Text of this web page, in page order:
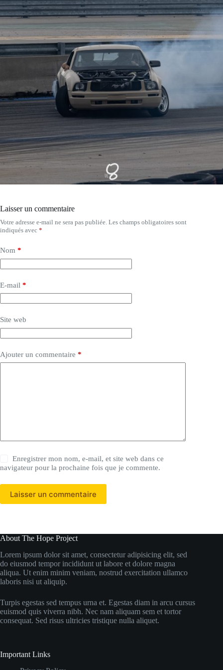
Laisser un commentaire
Votre adresse e-mail ne sera pas publiée. Les champs obligatoires sont
indiqués avec *
Nom *
E-mail *
Site web
Ajouter un commentaire *
Enregistrer mon nom, e-mail, et site web dans ce
navigateur pour la prochaine fois que je commente.
Laisser un commentaire
About The Hope Project
Lorem ipsum dolor sit amet, consectetur adipisicing elit, sed
do eiusmod tempor incididunt ut labore et dolore magna
aliqua. Ut enim minim veniam, nostrud exercitation ullamco
laboris nisi ut aliquip.
Turpis egestas sed tempus urna et. Egestas diam in arcu cursus
euismod quis viverra nibh. Nec nam aliquam sem et tortor
consequat. Sed risus ultricies tristique nulla aliquet.
Important Links